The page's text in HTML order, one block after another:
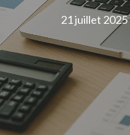
21 juillet 2025